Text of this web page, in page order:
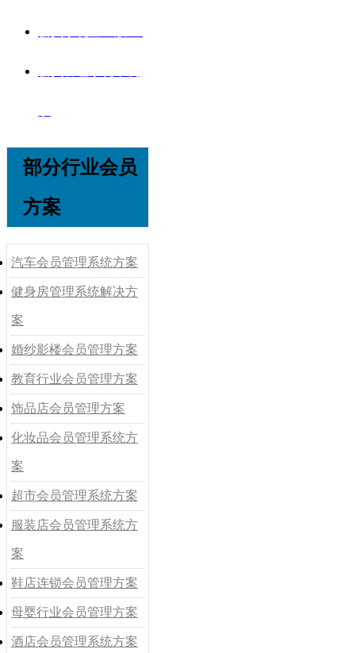
部分行业会员
方案
汽车会员管理系统方案
健身房管理系统解决方
案
婚纱影楼会员管理方案
教育行业会员管理方案
饰品店会员管理方案
化妆品会员管理系统方
案
超市会员管理系统方案
服装店会员管理系统方
案
鞋店连锁会员管理方案
母婴行业会员管理方案
酒店会员管理系统方案